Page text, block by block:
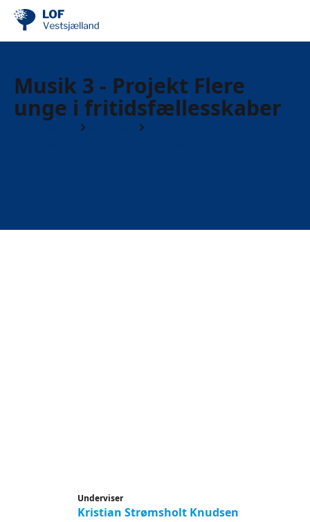
Musik 3 - Projekt Flere
unge i fritidsfællesskaber
Underviser
Kristian Strømsholt Knudsen